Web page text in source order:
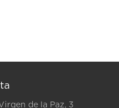
de la Paz, 3